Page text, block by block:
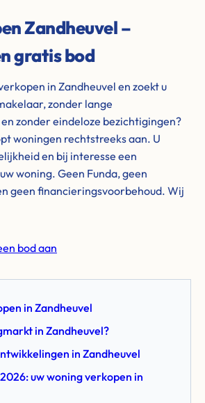
Zandheuvel –
gratis bod
in Zandheuvel en zoekt u
zonder lange
zonder eindeloze bezichtigingen?
woningen rechtstreeks aan. U
en bij interesse een
woning. Geen Funda, geen
geen financieringsvoorbehoud. Wij
bod aan
in Zandheuvel
in Zandheuvel?
in Zandheuvel
uw woning verkopen in